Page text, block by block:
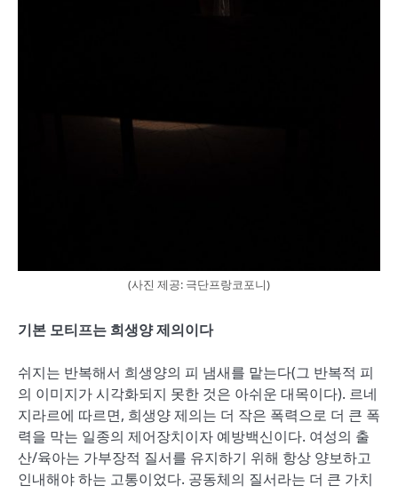
(사진 제공: 극단프랑코포니)
기본 모티프는 희생양 제의이다
쉬지는 반복해서 희생양의 피 냄새를 맡는다(그 반복적 피
의 이미지가 시각화되지 못한 것은 아쉬운 대목이다). 르네
지라르에 따르면, 희생양 제의는 더 작은 폭력으로 더 큰 폭
력을 막는 일종의 제어장치이자 예방백신이다. 여성의 출
산/육아는 가부장적 질서를 유지하기 위해 항상 양보하고
인내해야 하는 고통이었다. 공동체의 질서라는 더 큰 가치